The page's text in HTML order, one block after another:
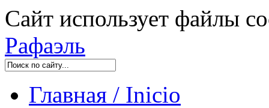
Сайт использует файлы
Рафаэль
Главная / Inicio